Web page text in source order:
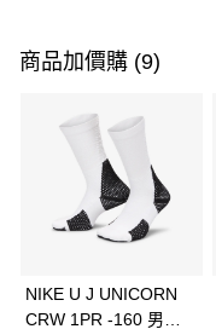
信用卡一次付款
3 期 0 利率 每期
合作金庫商業銀行
華南商業銀行
上海商業儲蓄銀行
Apple Pay
全盈+PAY
商品加價購 (9)
NIKE U J UNICORN
CRW 1PR -160 男女